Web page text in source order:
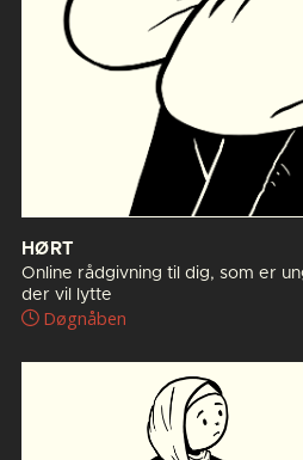
HØRT
Online rådgivning til dig, som er
der vil lytte
Døgnåben